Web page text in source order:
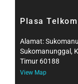
Plasa
Alamat:
Sukomanunggal,
Timur 60188
View Map